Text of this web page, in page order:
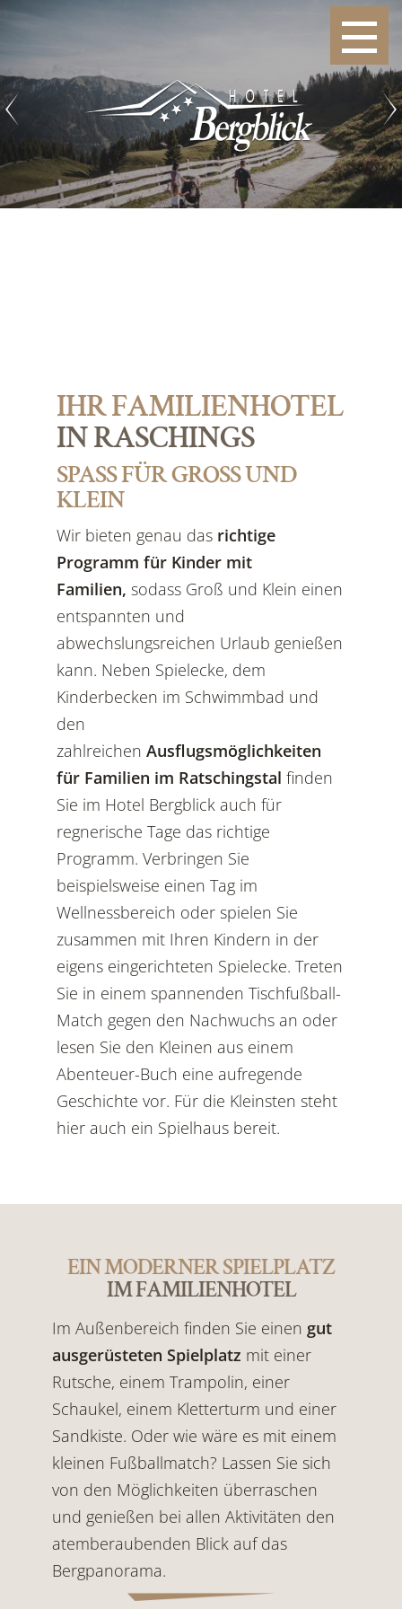
IHR FAMILIENHOTEL
IN RASCHINGS
SPASS FÜR GROSS UND KL
EIN
Wir bieten genau das richtige
Programm für Kinder mit
Familien, sodass Groß und Klein einen
entspannten und
abwechslungsreichen Urlaub genießen
kann. Neben Spielecke, dem
Kinderbecken im Schwimmbad und
den
zahlreichen Ausflugsmöglichkeiten
für Familien im Ratschingstal finden
Sie im Hotel Bergblick auch für
regnerische Tage das richtige
Programm. Verbringen Sie
beispielsweise einen Tag im
Wellnessbereich oder spielen Sie
zusammen mit Ihren Kindern in der
eigens eingerichteten Spielecke. Treten
Sie in einem spannenden Tischfußball-
Match gegen den Nachwuchs an oder
lesen Sie den Kleinen aus einem
Abenteuer-Buch eine aufregende
Geschichte vor. Für die Kleinsten steht
hier auch ein Spielhaus bereit.
EIN MODERNER SPIELPLATZ
IM FAMILIENHOTEL
Im Außenbereich finden Sie einen gut
ausgerüsteten Spielplatz mit einer
Rutsche, einem Trampolin, einer
Schaukel, einem Kletterturm und einer
Sandkiste. Oder wie wäre es mit einem
kleinen Fußballmatch? Lassen Sie sich
von den Möglichkeiten überraschen
und genießen bei allen Aktivitäten den
atemberaubenden Blick auf das
Bergpanorama.